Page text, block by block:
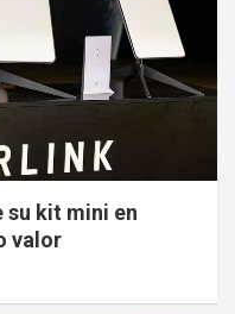
su kit mini en
valor